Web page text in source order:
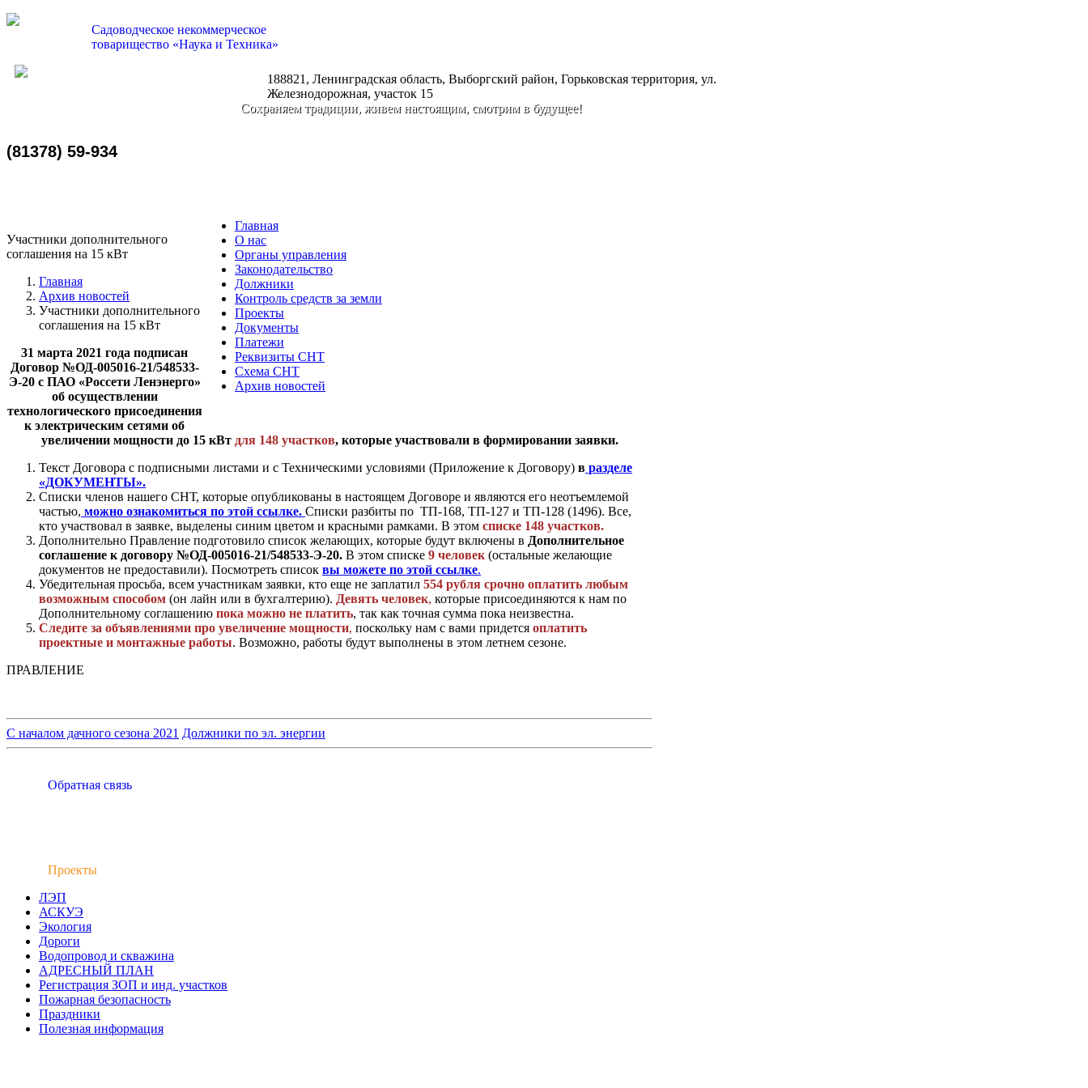
Садоводческое некоммерческое
товарищество «Наука и Техника»
188821, Ленинградская область, Выборгский район, Горьковская территория, ул.
Железнодорожная, участок 15
Сохраняем традиции, живем настоящим, смотрим в будущее!
(81378) 59-934
Главная
О нас
Органы управления
Законодательство
Должники
Контроль средств за земли
Проекты
Документы
Платежи
Реквизиты СНТ
Схема СНТ
Архив новостей
Участники дополнительного
соглашения на 15 кВт
Главная
Архив новостей
Участники дополнительного
соглашения на 15 кВт
31 марта 2021 года подписан
Договор №ОД-005016-21/548533-
Э-20 с ПАО «Россети Ленэнерго»
об осуществлении
технологического присоединения
к электрическим сетями об
увеличении мощности до 15 кВт для 148 участков, которые участвовали в формировании заявки.
Текст Договора с подписными листами и с Техническими условиями (Приложение к Договору) в разделе
«ДОКУМЕНТЫ».
Списки членов нашего СНТ, которые опубликованы в настоящем Договоре и являются его неотъемлемой
частью, можно ознакомиться по этой ссылке. Списки разбиты по ТП-168, ТП-127 и ТП-128 (1496). Все,
кто участвовал в заявке, выделены синим цветом и красными рамками. В этом списке 148 участков.
Дополнительно Правление подготовило список желающих, которые будут включены в Дополнительное
соглашение к договору №ОД-005016-21/548533-Э-20. В этом списке 9 человек (остальные желающие
документов не предоставили). Посмотреть список вы можете по этой ссылке.
Убедительная просьба, всем участникам заявки, кто еще не заплатил 554 рубля срочно оплатить любым
возможным способом (он лайн или в бухгалтерию). Девять человек, которые присоединяются к нам по
Дополнительному соглашению пока можно не платить, так как точная сумма пока неизвестна.
Следите за объявлениями про увеличение мощности, поскольку нам с вами придется оплатить
проектные и монтажные работы. Возможно, работы будут выполнены в этом летнем сезоне.
ПРАВЛЕНИЕ
С началом дачного сезона 2021 Должники по эл. энергии
Обратная связь
Проекты
ЛЭП
АСКУЭ
Экология
Дороги
Водопровод и скважина
АДРЕСНЫЙ ПЛАН
Регистрация ЗОП и инд. участков
Пожарная безопасность
Праздники
Полезная информация